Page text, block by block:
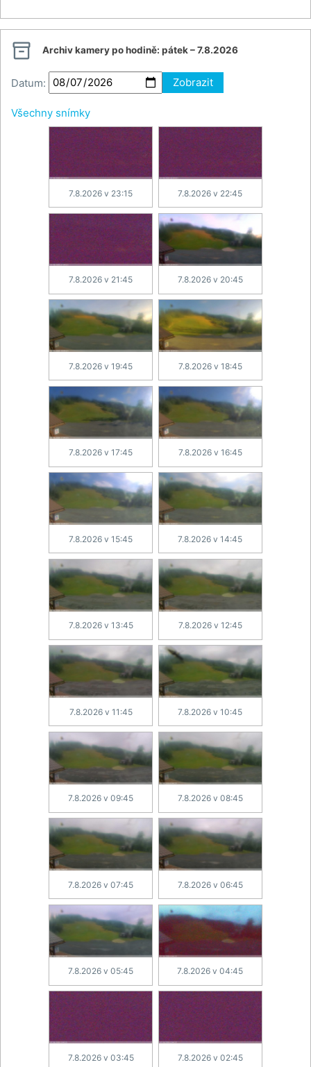
 Archiv kamery po hodině: pátek – 7.8.2026
Datum: Zobrazit
Všechny snímky
7.8.2026 v 23:15 7.8.2026 v 22:45
7.8.2026 v 21:45 7.8.2026 v 20:45
7.8.2026 v 19:45 7.8.2026 v 18:45
7.8.2026 v 17:45 7.8.2026 v 16:45
7.8.2026 v 15:45 7.8.2026 v 14:45
7.8.2026 v 13:45 7.8.2026 v 12:45
7.8.2026 v 11:45 7.8.2026 v 10:45
7.8.2026 v 09:45 7.8.2026 v 08:45
7.8.2026 v 07:45 7.8.2026 v 06:45
7.8.2026 v 05:45 7.8.2026 v 04:45
7.8.2026 v 03:45 7.8.2026 v 02:45